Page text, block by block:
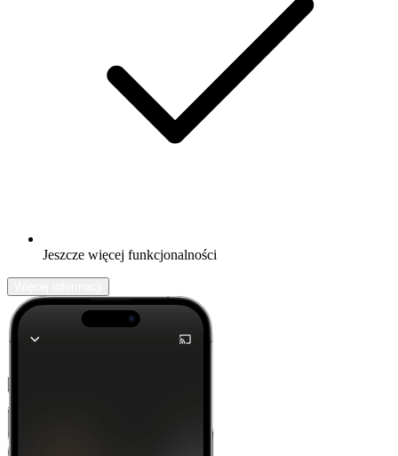
Jeszcze więcej funkcjonalności